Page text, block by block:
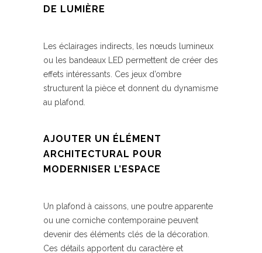
DE LUMIÈRE
Les éclairages indirects, les nœuds lumineux
ou les bandeaux LED permettent de créer des
effets intéressants. Ces jeux d’ombre
structurent la pièce et donnent du dynamisme
au plafond.
AJOUTER UN ÉLÉMENT
ARCHITECTURAL POUR
MODERNISER L’ESPACE
Un plafond à caissons, une poutre apparente
ou une corniche contemporaine peuvent
devenir des éléments clés de la décoration.
Ces détails apportent du caractère et